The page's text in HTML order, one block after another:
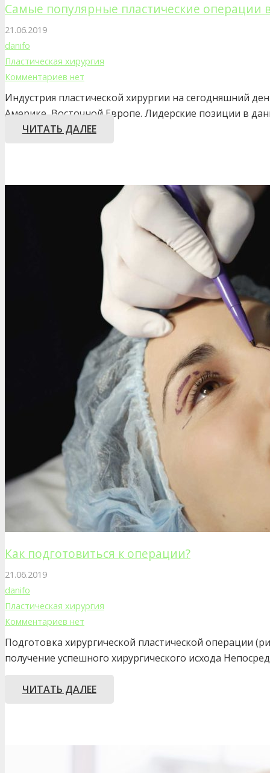
Самые популярные пластические операции
21.06.2019
danifo
Пластическая хирургия
Комментариев нет
Индустрия пластической хирургии на сегодняшний
Америке, Восточной Европе. Лидерские позиции в
ЧИТАТЬ ДАЛЕЕ
Как подготовиться к операции?
21.06.2019
danifo
Пластическая хирургия
Комментариев нет
Подготовка хирургической пластической операции
получение успешного хирургического исхода
…
ЧИТАТЬ ДАЛЕЕ